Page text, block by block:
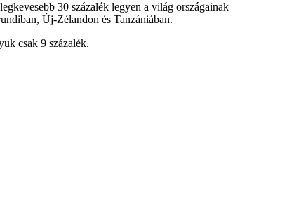
30 százalék legyen a világ országainak
Új-Zélandon és Tanzániában.
csak 9 százalék.